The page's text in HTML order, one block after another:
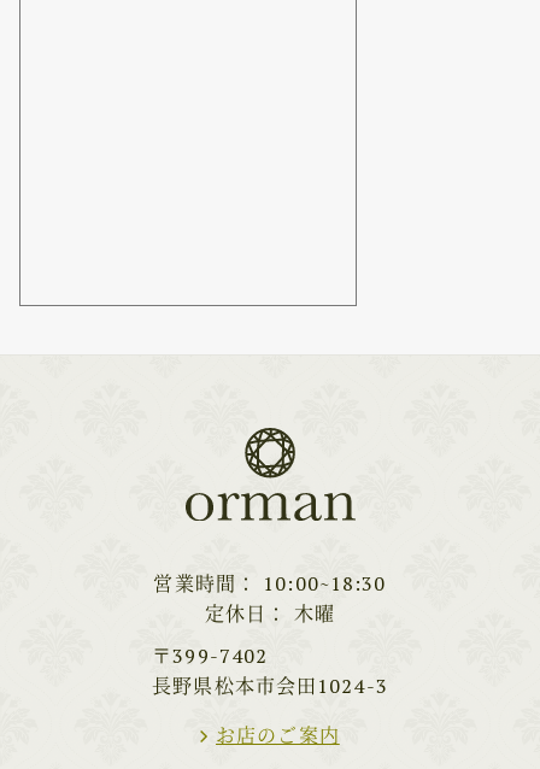
営業時間
10:00~18:30
定休日
木曜
〒399-7402
長野県松本市会田1024-3
お店のご案内